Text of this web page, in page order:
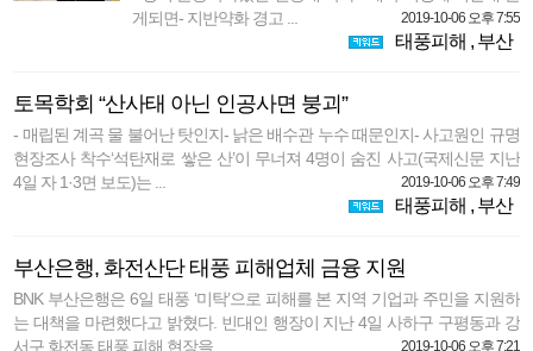
게되면- 지반약화 경고 ...
2019-10-06 오후 7:55
태풍피해 , 부산
토목학회 “산사태 아닌 인공사면 붕괴”
- 매립된 계곡 물 불어난 탓인지- 낡은 배수관 누수 때문인지- 사고원인 규명
현장조사 착수‘석탄재로 쌓은 산’이 무너져 4명이 숨진 사고(국제신문 지난
4일 자 1·3면 보도)는 ...
2019-10-06 오후 7:49
태풍피해 , 부산
부산은행, 화전산단 태풍 피해업체 금융 지원
BNK 부산은행은 6일 태풍 ‘미탁’으로 피해를 본 지역 기업과 주민을 지원하
는 대책을 마련했다고 밝혔다. 빈대인 행장이 지난 4일 사하구 구평동과 강
서구 화전동 태풍 피해 현장을 ...
2019-10-06 오후 7:21